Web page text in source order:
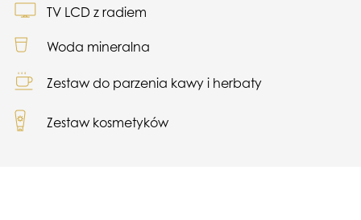
TV LCD z radiem
Woda mineralna
Zestaw do parzenia kawy i herbaty
Zestaw kosmetyków